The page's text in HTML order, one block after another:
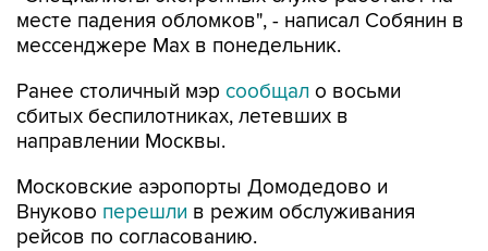
месте падения обломков", - написал Собянин в
мессенджере Max в понедельник.
Ранее столичный мэр сообщал о восьми
сбитых беспилотниках, летевших в
направлении Москвы.
Московские аэропорты Домодедово и
Внуково перешли в режим обслуживания
рейсов по согласованию.